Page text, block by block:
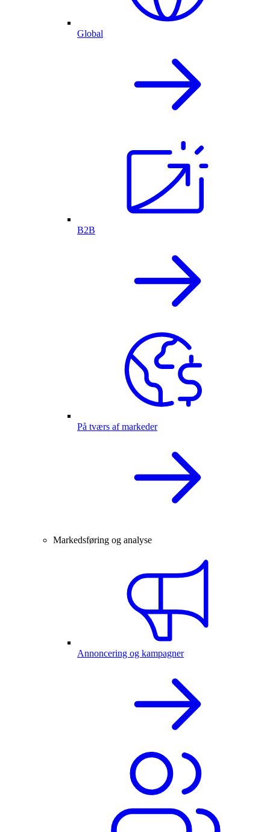
Global
B2B
På tværs af markeder
Markedsføring og analyse
Annoncering og kampagner